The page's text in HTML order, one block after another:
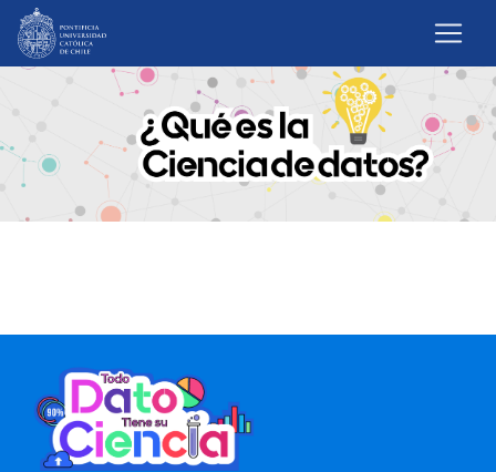
inicio ¿Qué es la Ciencia de datos?